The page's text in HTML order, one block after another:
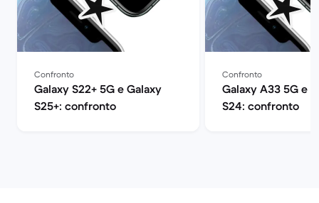
Confronto
Galaxy S22+ 5G e Galaxy
S25+: confronto
Confronto
Galaxy A33 5G e
S24: confronto